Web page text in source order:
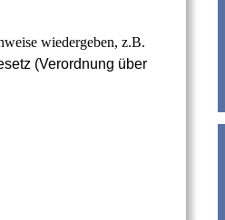
wiedergeben, z.B.
(Verordnung über